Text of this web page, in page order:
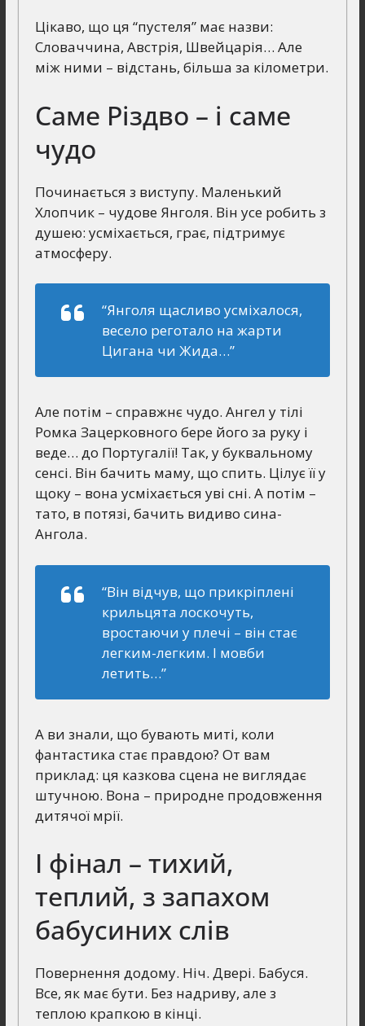
Цікаво, що ця “пустеля” має назви:
Словаччина, Австрія, Швейцарія… Але
між ними – відстань, більша за кілометри.
Саме Різдво – і саме
чудо
Починається з виступу. Маленький
Хлопчик – чудове Янголя. Він усе робить з
душею: усміхається, грає, підтримує
атмосферу.
“Янголя щасливо усміхалося,
весело реготало на жарти
Цигана чи Жида…”
Але потім – справжнє чудо. Ангел у тілі
Ромка Зацерковного бере його за руку і
веде… до Португалії! Так, у буквальному
сенсі. Він бачить маму, що спить. Цілує її у
щоку – вона усміхається уві сні. А потім –
тато, в потязі, бачить видиво сина-
Ангола.
“Він відчув, що прикріплені
крильцята лоскочуть,
вростаючи у плечі – він стає
легким-легким. І мовби
летить…”
А ви знали, що бувають миті, коли
фантастика стає правдою? От вам
приклад: ця казкова сцена не виглядає
штучною. Вона – природне продовження
дитячої мрії.
І фінал – тихий,
теплий, з запахом
бабусиних слів
Повернення додому. Ніч. Двері. Бабуся.
Все, як має бути. Без надриву, але з
теплою крапкою в кінці.